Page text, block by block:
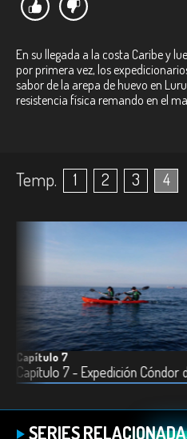
En su llegada a la costa Caribe y
por primera vez, los
sabor de la arepa de huevo en
resistencia física remando en el
Temp. 1 2 3 4
Capítulo 7
SERIES